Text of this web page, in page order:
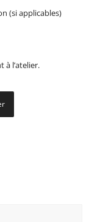
(si applicables)
à l’atelier.